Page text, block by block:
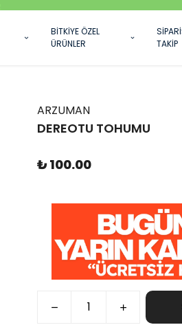
BİTKİYE ÖZEL
ÜRÜNLER
TAKİP
ARZUMAN
DEREOTU TOHUMU
₺ 100.00